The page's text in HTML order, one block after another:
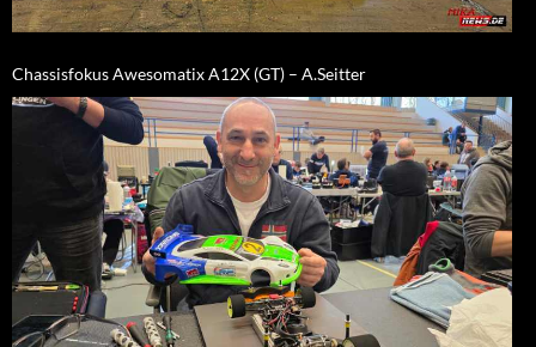
Chassisfokus Awesomatix A12X (GT) – A.Seitter